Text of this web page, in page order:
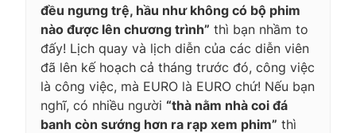
đều ngưng trệ, hầu như không có bộ phim
nào được lên chương trình” thì bạn nhầm to
đấy! Lịch quay và lịch diễn của các diễn viên
đã lên kế hoạch cả tháng trước đó, công việc
là công việc, mà EURO là EURO chứ! Nếu bạn
nghĩ, có nhiều người “thà nằm nhà coi đá
banh còn sướng hơn ra rạp xem phim” thì